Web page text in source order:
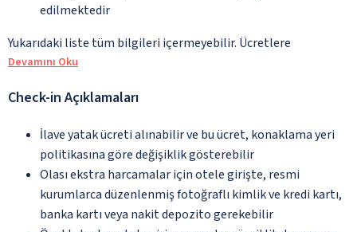
edilmektedir
Yukarıdaki liste tüm bilgileri içermeyebilir. Ücretlere
Devamını Oku
Check-in Açıklamaları
İlave yatak ücreti alınabilir ve bu ücret, konaklama yeri
politikasına göre değişiklik gösterebilir
Olası ekstra harcamalar için otele girişte, resmi
kurumlarca düzenlenmiş fotoğraflı kimlik ve kredi kartı,
banka kartı veya nakit depozito gerekebilir